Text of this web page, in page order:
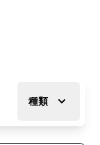
種類